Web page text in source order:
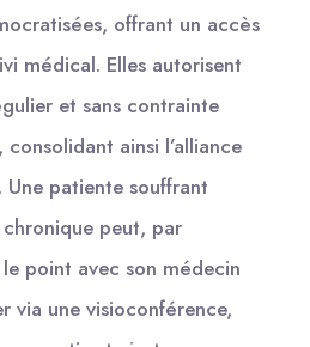
offrant un accès
médical. Elles autorisent
et sans contrainte
ainsi l’alliance
patiente souffrant
chronique peut, par
point avec son médecin
via une visioconférence,